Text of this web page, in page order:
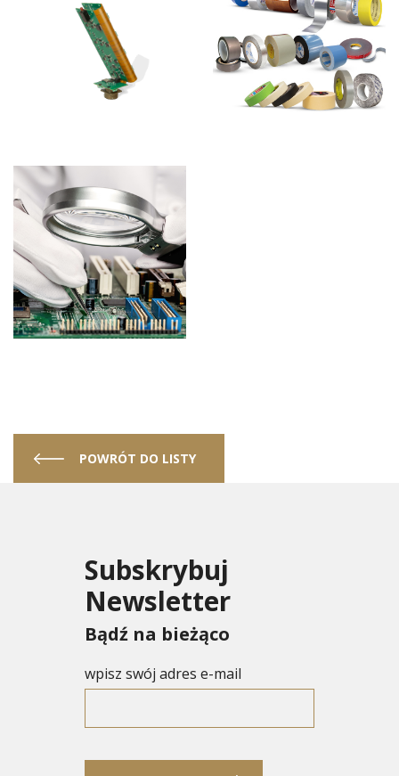
POWRÓT DO LISTY
Subskrybuj
Newsletter
Bądź na bieżąco
wpisz swój adres e-mail